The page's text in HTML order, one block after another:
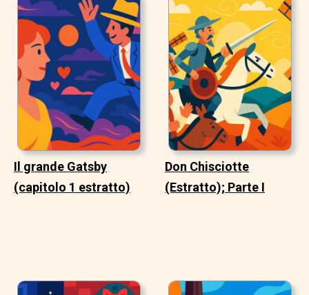
Il grande Gatsby
(capitolo 1 estratto)
Don Chisciotte
(Estratto); Parte I